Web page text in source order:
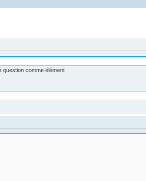
question comme élément